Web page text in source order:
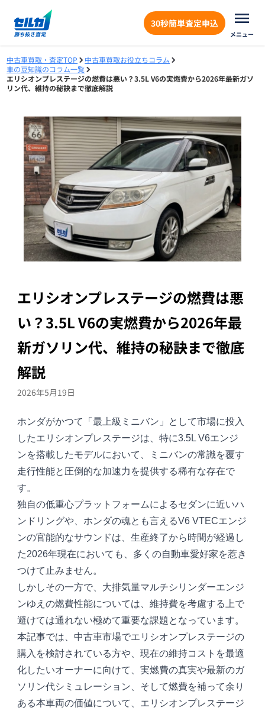
30秒簡単査定申込
メニュー
中古車買取・査定TOP
中古車買取お役立ちコラム
車の豆知識のコラム一覧
エリシオンプレステージの燃費は悪い？3.5L V6の実燃費から2026年最新ガソ
リン代、維持の秘訣まで徹底解説
エリシオンプレステージの燃費は悪
い？3.5L V6の実燃費から2026年最
新ガソリン代、維持の秘訣まで徹底
解説
2026年5月19日
ホンダがかつて「最上級ミニバン」として市場に投入
したエリシオンプレステージは、特に3.5L V6エンジ
ンを搭載したモデルにおいて、ミニバンの常識を覆す
走行性能と圧倒的な加速力を提供する稀有な存在で
す。
独自の低重心プラットフォームによるセダンに近いハ
ンドリングや、ホンダの魂とも言えるV6 VTECエンジ
ンの官能的なサウンドは、生産終了から時間が経過し
た2026年現在においても、多くの自動車愛好家を惹き
つけて止みません。
しかしその一方で、大排気量マルチシリンダーエンジ
ンゆえの燃費性能については、維持費を考慮する上で
避けては通れない極めて重要な課題となっています。
本記事では、中古車市場でエリシオンプレステージの
購入を検討されている方や、現在の維持コストを最適
化したいオーナーに向けて、実燃費の真実や最新のガ
ソリン代シミュレーション、そして燃費を補って余り
ある本車両の価値について、エリシオンプレステージ